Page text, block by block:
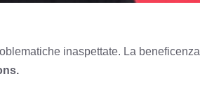
inaspettate. La beneficenza